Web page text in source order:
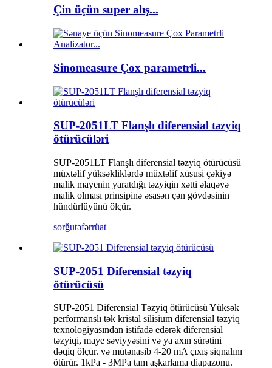
Çin üçün super alış...
Sinomeasure Çox parametrli...
SUP-2051LT Flanşlı diferensial təzyiq
ötürücüləri
SUP-2051LT Flanşlı diferensial təzyiq ötürücüsü
müxtəlif yüksəkliklərdə müxtəlif xüsusi çəkiyə
malik mayenin yaratdığı təzyiqin xətti əlaqəyə
malik olması prinsipinə əsasən çən gövdəsinin
hündürlüyünü ölçür.
sorğutəfərrüat
SUP-2051 Diferensial təzyiq
ötürücüsü
SUP-2051 Diferensial Təzyiq ötürücüsü Yüksək
performanslı tək kristal silisium diferensial təzyiq
texnologiyasından istifadə edərək diferensial
təzyiqi, maye səviyyəsini və ya axın sürətini
dəqiq ölçür. və mütənasib 4-20 mA çıxış siqnalını
ötürür. 1kPa - 3MPa tam aşkarlama diapazonu.